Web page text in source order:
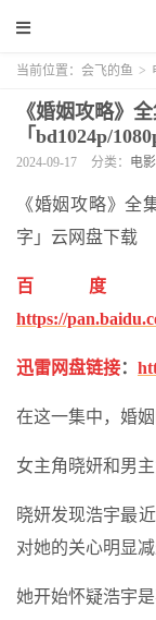
当前位置： 会飞的鱼 >
《婚姻攻略》
「bd1024p/
2024-09-17 分类： 电
《婚姻攻略》全
字」云网盘下载
百
https://
迅雷网盘链接：
在这一集中，婚
女主角晓妍和男
晓妍发现浩宇最
对她的关心明显减
她开始怀疑浩宇